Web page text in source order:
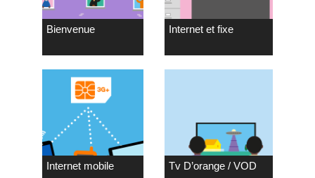
Bienvenue Internet et fixe
Internet mobile Tv D’orange / VOD